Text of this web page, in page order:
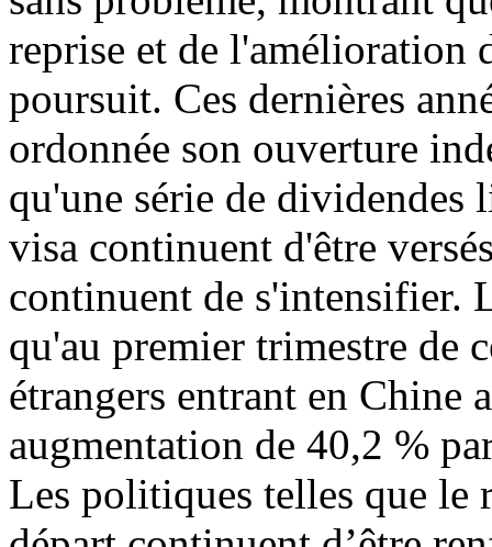
reprise et de l'amélioration
poursuit. Ces dernières
ordonnée son ouverture
qu'une série de
visa continuent d'être
continuent de s'intensifier.
qu'au premier trimestre de
étrangers entrant en
augmentation de 40,2 %
Les politiques telles que le